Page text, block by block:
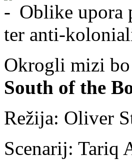
Oblike upora
ter anti-
Okrogli mizi bo
South of the
Režija: Oliver
Scenarij: Tariq